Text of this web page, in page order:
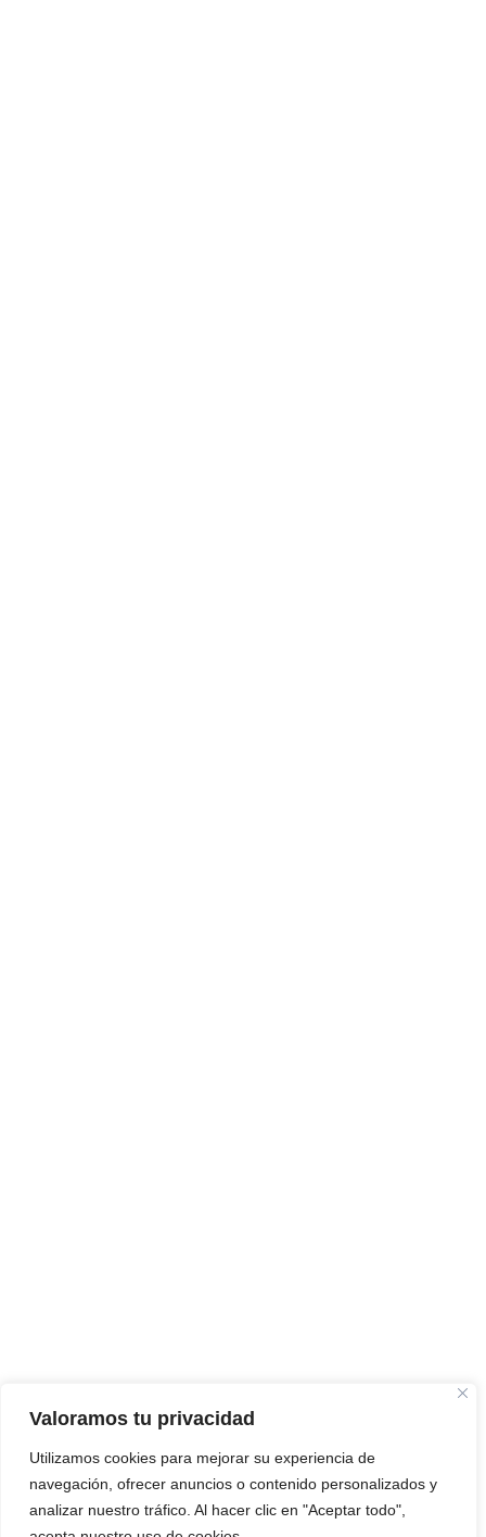
Valoramos tu privacidad
Utilizamos cookies para mejorar su experiencia de
navegación, ofrecer anuncios o contenido personalizados y
analizar nuestro tráfico. Al hacer clic en "Aceptar todo",